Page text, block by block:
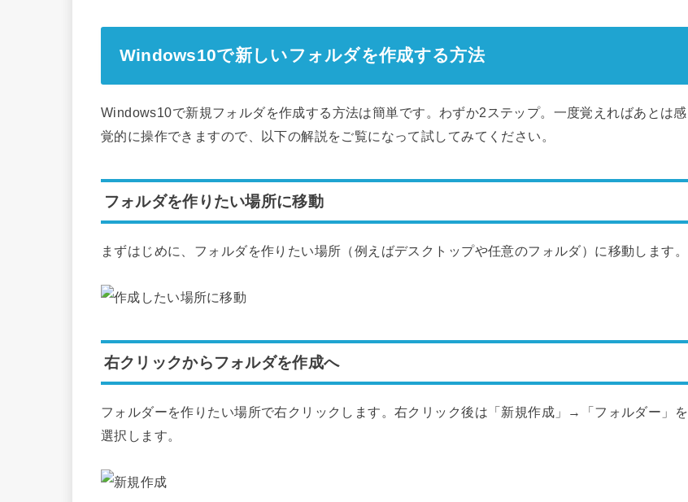
Windows10で新しいフォルダを作成する方法
Windows10で新規フォルダを作成する方法は簡単です。わずか2ステップ。一度覚えればあとは感
覚的に操作できますので、以下の解説をご覧になって試してみてください。
フォルダを作りたい場所に移動
まずはじめに、フォルダを作りたい場所（例えばデスクトップや任意のフォルダ）に移動します。
右クリックからフォルダを作成へ
フォルダーを作りたい場所で右クリックします。右クリック後は「新規作成」→「フォルダー」を
選択します。